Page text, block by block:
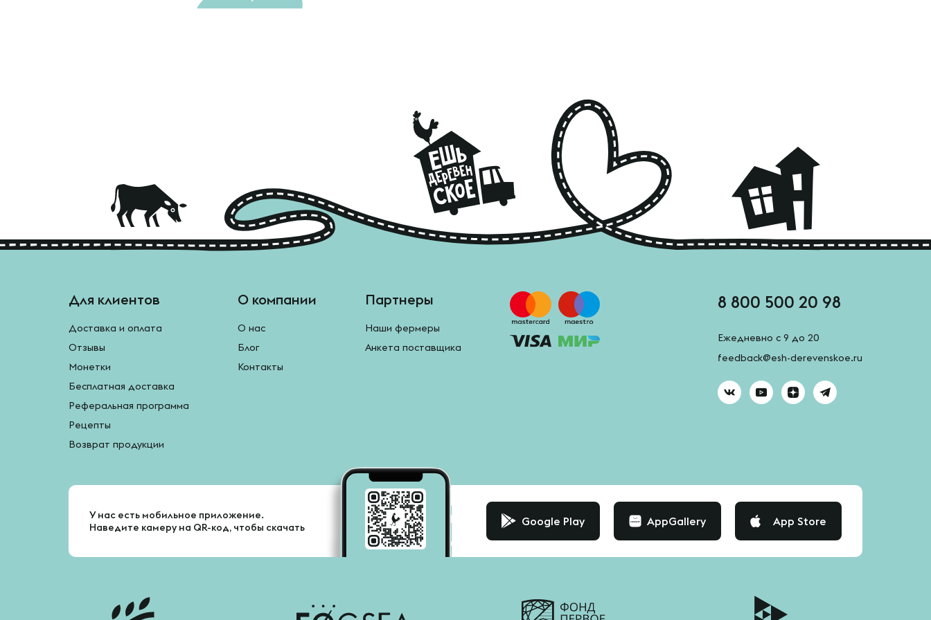
Для клиентов
Доставка и оплата
Отзывы
Монетки
Бесплатная доставка
Реферальная программа
Рецепты
Возврат продукции
О компании
О нас
Блог
Контакты
Партнеры
Наши фермеры
Анкета поставщика
8 800 500 20 98
Ежедневно с 9 до 20
feedback@esh-derevenskoe.ru
У нас есть мобильное приложение.
Наведите камеру на QR-код, чтобы скачать
Google Play AppGallery App Store